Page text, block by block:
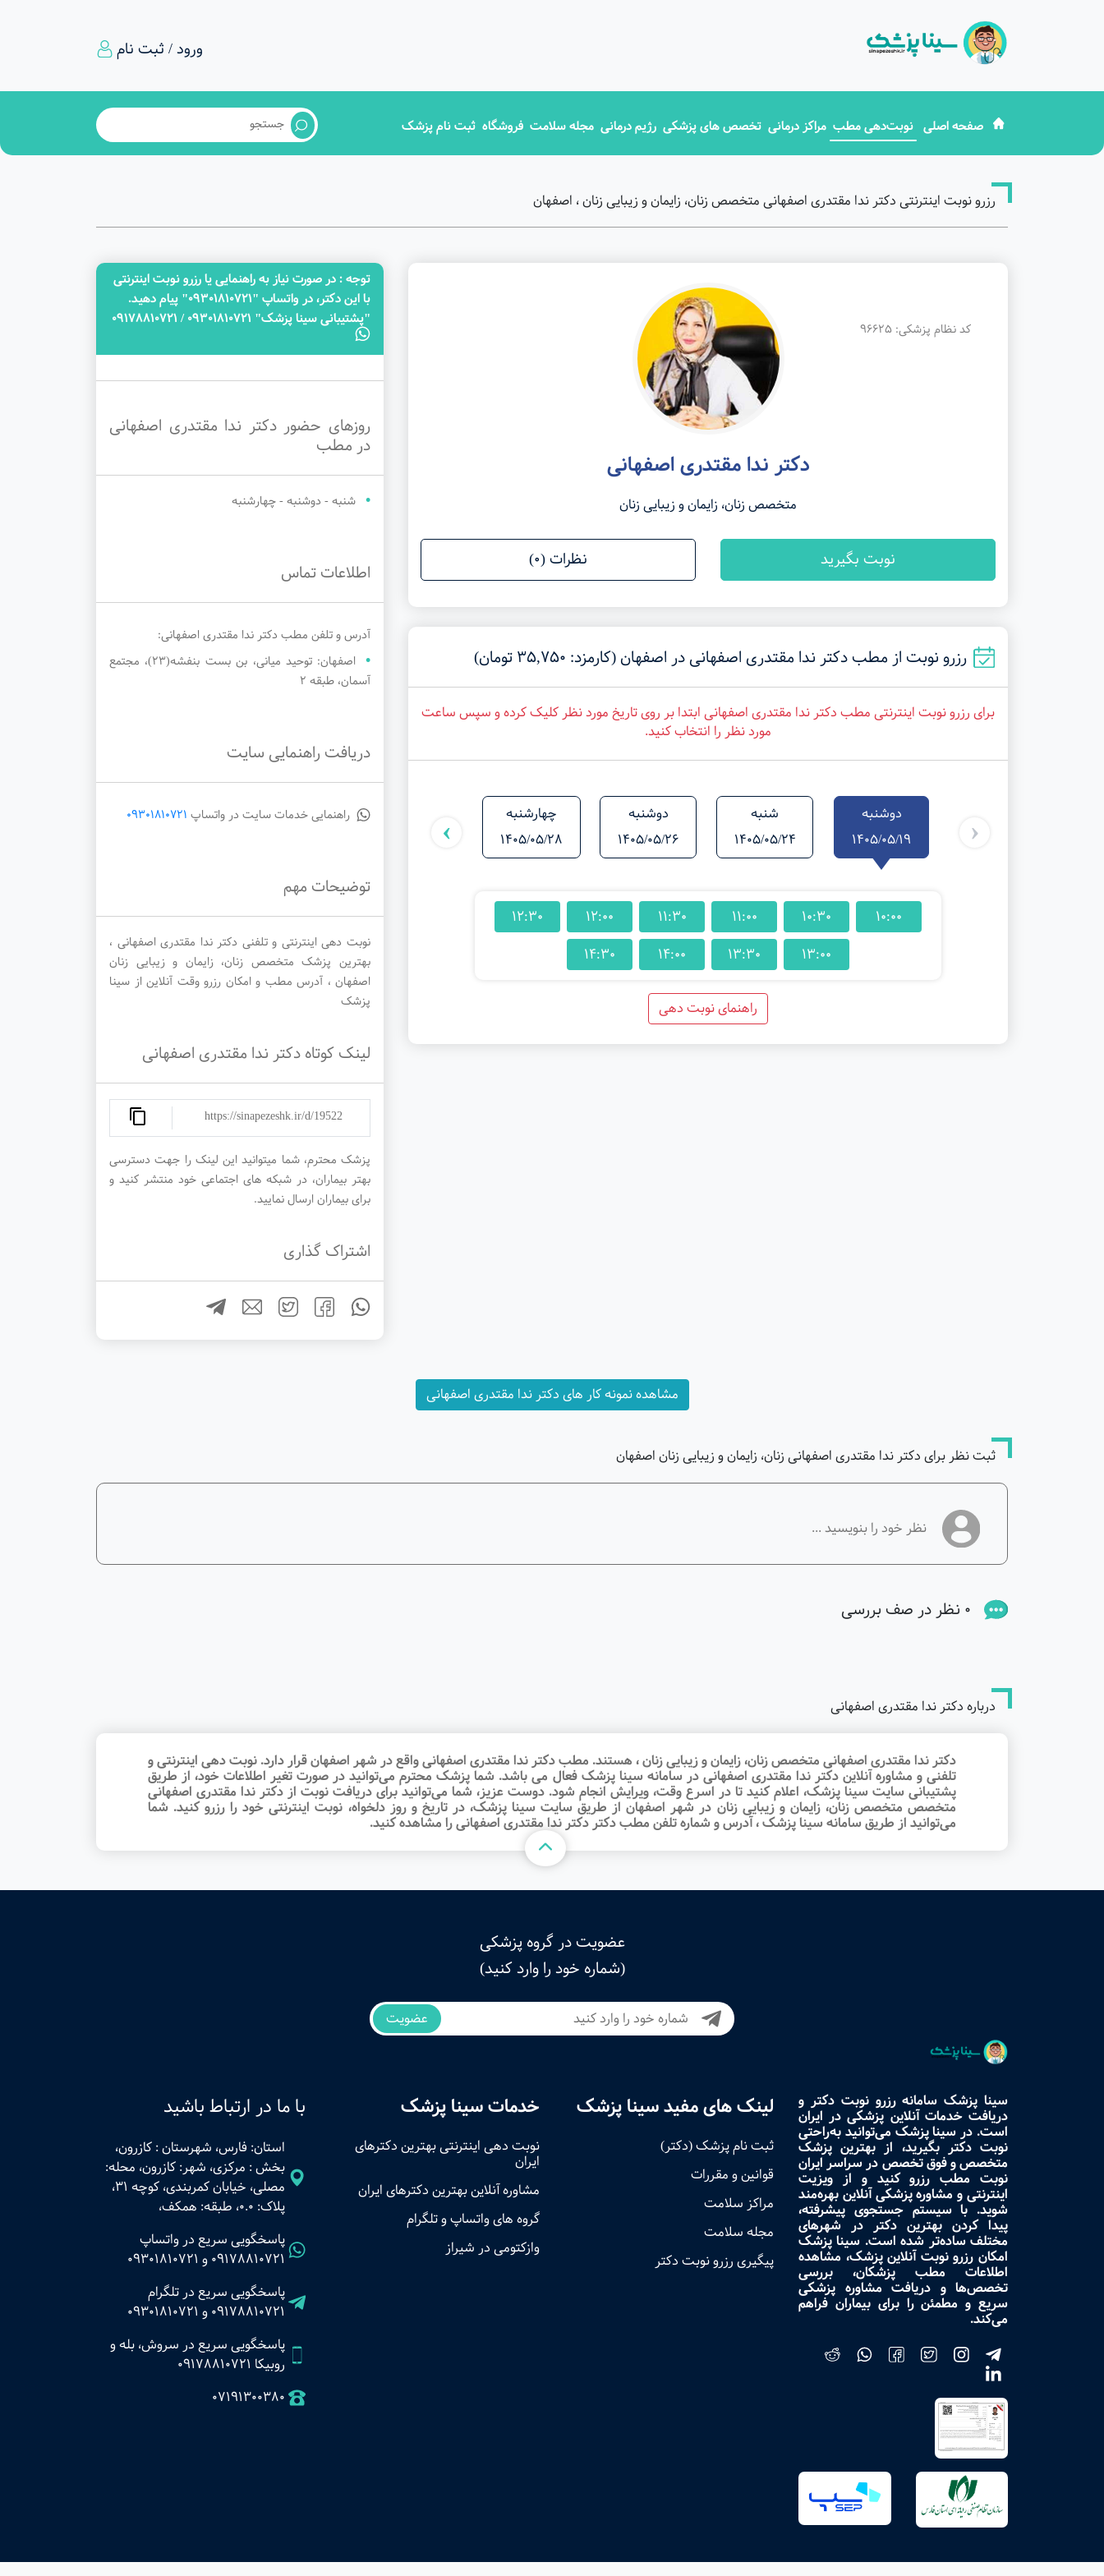
ورود / ثبت نام
صفحه اصلی نوبت‌دهی مطب مراکز درمانی تخصص های پزشکی رژیم درمانی مجله سلامت فروشگاه ثبت نام پزشک
رزرو نوبت اینترنتی دکتر ندا مقتدری اصفهانی متخصص زنان، زایمان و زیبایی زنان ، اصفهان
کد نظام پزشکی: 96625
دکتر ندا مقتدری اصفهانی
متخصص زنان، زایمان و زیبایی زنان
نوبت بگیرید نظرات (0)
رزرو نوبت از مطب دکتر ندا مقتدری اصفهانی در اصفهان (کارمزد: 35,750 تومان)
برای رزرو نوبت اینترنتی مطب دکتر ندا مقتدری اصفهانی ابتدا بر روی تاریخ مورد نظر کلیک کرده و سپس ساعت
مورد نظر را انتخاب کنید.
دوشنبه
1405/05/19
شنبه
1405/05/24
دوشنبه
1405/05/26
چهارشنبه
1405/05/28
1405/05/31
دوشنبه
چهارشنبه
‹
›
10:00
10:30
11:00
11:30
12:00
12:30
13:00
13:30
14:00
14:30
راهنمای نوبت دهی
توجه‌ : در صورت نیاز به راهنمایی یا رزرو نوبت اینترنتی
با این دکتر، در واتساپ "09301810721" پیام دهید.
"پشتیبانی سینا پزشک" 09301810721 / 09178810721
روزهای حضور دکتر ندا مقتدری اصفهانی
در مطب
شنبه - دوشنبه - چهارشنبه
اطلاعات تماس
آدرس و تلفن مطب دکتر ندا مقتدری اصفهانی:
اصفهان: توحید میانی، بن بست بنفشه(23)، مجتمع
آسمان، طبقه 2
دریافت راهنمایی سایت
راهنمایی خدمات سایت در واتساپ 09301810721
توضیحات مهم
نوبت دهی اینترنتی و تلفنی دکتر ندا مقتدری اصفهانی ،
بهترین پزشک متخصص زنان، زایمان و زیبایی زنان
اصفهان ، آدرس مطب و امکان رزرو وقت آنلاین از سینا
پزشک
لینک کوتاه دکتر ندا مقتدری اصفهانی
https://sinapezeshk.ir/d/19522
پزشک محترم، شما میتوانید این لینک را جهت دسترسی
بهتر بیماران، در شبکه های اجتماعی خود منتشر کنید و
برای بیماران ارسال نمایید.
اشتراک گذاری
مشاهده نمونه کار های دکتر ندا مقتدری اصفهانی
ثبت نظر برای دکتر ندا مقتدری اصفهانی زنان، زایمان و زیبایی زنان اصفهان
0 نظر در صف بررسی
درباره دکتر ندا مقتدری اصفهانی
دکتر ندا مقتدری اصفهانی متخصص زنان، زایمان و زیبایی زنان ، هستند. مطب دکتر ندا مقتدری اصفهانی واقع در شهر اصفهان قرار دارد. نوبت‌ دهی اینترنتی و
تلفنی و مشاوره آنلاین دکتر ندا مقتدری اصفهانی در سامانه سینا پزشک فعال می باشد. شما پزشک محترم می‌توانید در صورت تغیر اطلاعات خود، از طریق
پشتیبانی سایت سینا پزشک، اعلام کنید تا در اسرع وقت‌، ویرایش انجام شود. دوست عزیز، شما می‌توانید برای دریافت نوبت از دکتر ندا مقتدری اصفهانی
متخصص متخصص زنان، زایمان و زیبایی زنان در شهر اصفهان از طریق سایت سینا پزشک، در تاریخ و روز دلخواه، نوبت اینترنتی خود را رزرو کنید. شما
می‌توانید از طریق سامانه سینا پزشک ، آدرس و شماره تلفن مطب دکتر دکتر ندا مقتدری اصفهانی را مشاهده کنید.
عضویت در گروه پزشکی
(شماره خود را وارد کنید)
عضویت
سینا پزشک سامانه رزرو نوبت دکتر و
دریافت خدمات آنلاین پزشکی در ایران
است. در سینا پزشک می‌توانید به‌راحتی
نوبت دکتر بگیرید، از بهترین پزشک
متخصص و فوق تخصص در سراسر ایران
نوبت مطب رزرو کنید و از ویزیت
اینترنتی و مشاوره پزشکی آنلاین بهره‌مند
شوید. با سیستم جستجوی پیشرفته،
پیدا کردن بهترین دکتر در شهرهای
مختلف ساده‌تر شده است. سینا پزشک
امکان رزرو نوبت آنلاین پزشک، مشاهده
اطلاعات مطب پزشکان، بررسی
تخصص‌ها و دریافت مشاوره پزشکی
سریع و مطمئن را برای بیماران فراهم
می‌کند.
لینک های مفید سینا پزشک
ثبت نام پزشک (دکتر)
قوانین و مقررات
مراکز سلامت
مجله سلامت
پیگیری رزرو نوبت دکتر
خدمات سینا پزشک
نوبت‌ دهی اینترنتی بهترین دکترهای
ایران
مشاوره آنلاین بهترین دکترهای ایران
گروه های واتساپ و تلگرام
وازکتومی در شیراز
با ما در ارتباط باشید
استان: فارس، شهرستان : کازرون،
بخش : مرکزی، شهر: کازرون، محله:
مصلی، خیابان کمربندی، کوچه 31،
پلاک: 0.0، طبقه: همکف،
پاسخگویی سریع در واتساپ
09178810721 و 09301810721
پاسخگویی سریع در تلگرام
09178810721 و 09301810721
پاسخگویی سریع در سروش، بله و
روبیکا 09178810721
07191300380